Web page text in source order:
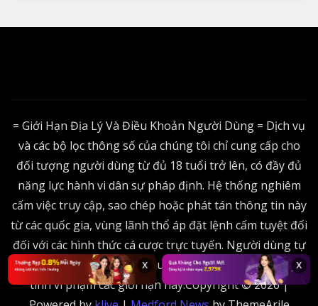
= Giới Hạn Địa Lý Và Điều Khoản Người Dùng = Dịch vụ
và các bộ lọc thông số của chúng tôi chỉ cung cấp cho
đối tượng người dùng từ đủ 18 tuổi trở lên, có đầy đủ
năng lực hành vi dân sự pháp định. Hệ thống nghiêm
cấm việc truy cập, sao chép hoặc phát tán thông tin này
từ các quốc gia, vùng lãnh thổ áp đặt lệnh cấm tuyệt đối
đối với các hình thức cá cược trực tuyến. Người dùng tự
chịu trách nhiệm trước cơ quan chức năng sở tại nếu cố
tình vi phạm các giới hạn này.Copyright © 2026 |
x x